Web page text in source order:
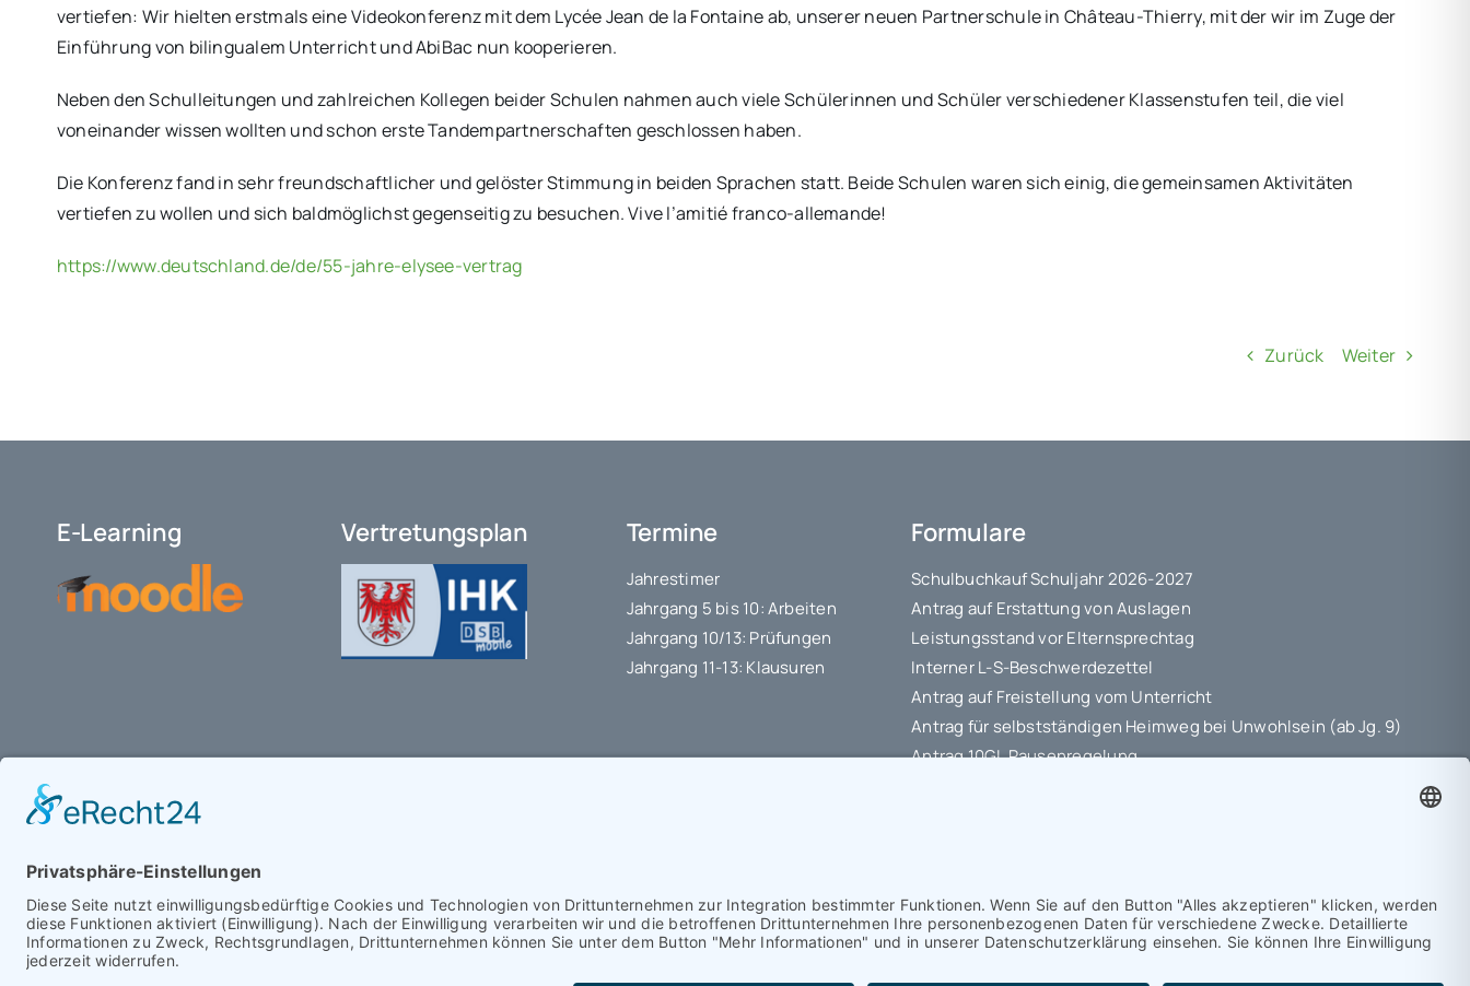
vertiefen: Wir hielten erstmals eine Videokonferenz mit dem Lycée Jean de la Fontaine ab, unserer neuen Partnerschule in Château-Thierry, mit der wir im Zuge der
Einführung von bilingualem Unterricht und AbiBac nun kooperieren.
Neben den Schulleitungen und zahlreichen Kollegen beider Schulen nahmen auch viele Schülerinnen und Schüler verschiedener Klassenstufen teil, die viel
voneinander wissen wollten und schon erste Tandempartnerschaften geschlossen haben.
Die Konferenz fand in sehr freundschaftlicher und gelöster Stimmung in beiden Sprachen statt. Beide Schulen waren sich einig, die gemeinsamen Aktivitäten
vertiefen zu wollen und sich baldmöglichst gegenseitig zu besuchen. Vive l’amitié franco-allemande!
https://www.deutschland.de/de/55-jahre-elysee-vertrag
Zurück Weiter
E-Learning Vertretungsplan Termine
Jahrestimer
Jahrgang 5 bis 10: Arbeiten
Jahrgang 10/13: Prüfungen
Jahrgang 11-13: Klausuren
Formulare
Schulbuchkauf Schuljahr 2026-2027
Antrag auf Erstattung von Auslagen
Leistungsstand vor Elternsprechtag
Interner L-S-Beschwerdezettel
Antrag auf Freistellung vom Unterricht
Antrag für selbstständigen Heimweg bei Unwohlsein (ab Jg. 9)
Antrag 10GL Pausenregelung
KontaktIImpressumIDatenschutzerklärung